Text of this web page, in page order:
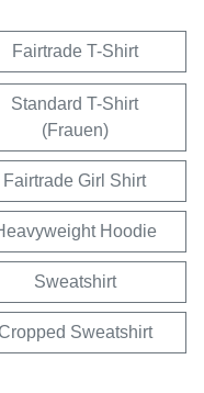
Fairtrade T-Shirt
Standard T-Shirt
(Frauen)
Fairtrade Girl Shirt
Hoodie
Sweatshirt
Cropped Sweatshirt